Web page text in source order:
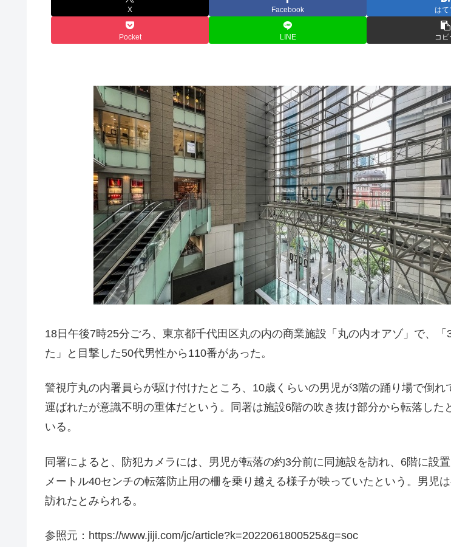
X Facebook はて
Pocket LINE コピ
18日午後7時25分ごろ、東京都千代田区丸の内の商業施設「丸の内オアゾ」で、「
た」と目撃した50代男性から110番があった。
警視庁丸の内署員らが駆け付けたところ、10歳くらいの男児が3階の踊り場で倒れ
運ばれたが意識不明の重体だという。同署は施設6階の吹き抜け部分から転落した
いる。
同署によると、防犯カメラには、男児が転落の約3分前に同施設を訪れ、6階に設
メートル40センチの転落防止用の柵を乗り越える様子が映っていたという。男児
訪れたとみられる。
参照元：https://www.jiji.com/jc/article?k=2022061800525&g=soc